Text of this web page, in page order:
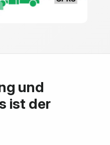
und
ist der